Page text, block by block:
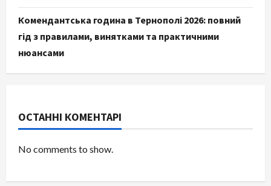
Комендантська година в Тернополі 2026: повний
гід з правилами, винятками та практичними
нюансами
ОСТАННІ КОМЕНТАРІ
No comments to show.